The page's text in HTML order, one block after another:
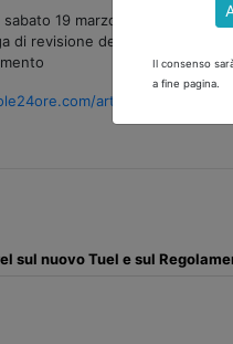
19 marzo 2022 ha
di revisione del Tuel ha
art/le-proposte-
sul nuovo Tuel e sul
Il consenso
a fine pagina.